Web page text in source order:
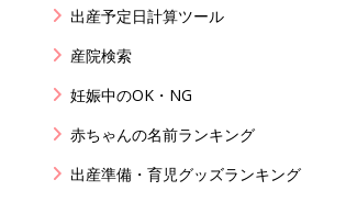
出産予定日計算ツール
産院検索
妊娠中のOK・NG
赤ちゃんの名前ランキング
出産準備・育児グッズランキング